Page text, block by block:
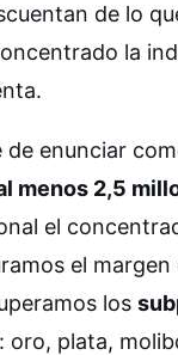
de lo
la
enunciar
menos 2,5
el
el
los
oro, plata,